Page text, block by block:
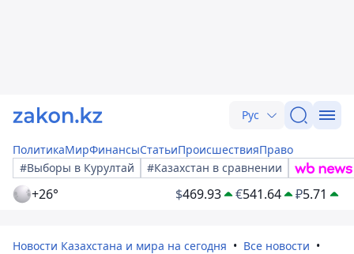
Рус
ПолитикаМирФинансыСтатьиПроисшествияПраво
#Выборы в Курултай
#Казахстан в сравнении
+26° $469.93 €541.64 ₽5.71
Новости Казахстана и мира на сегодня
Все новости